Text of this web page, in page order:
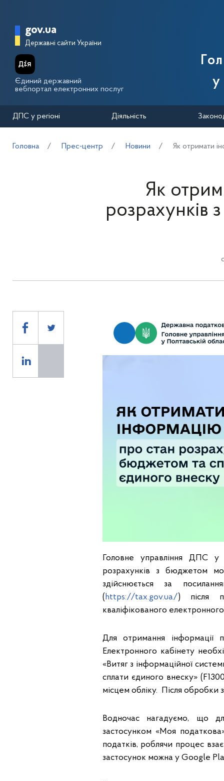
Головна сторінка Державної
gov.ua
Державні сайти України
Єдиний державний
вебпортал електронних послуг
у
ДПС у регіоні Діяльність
Головна Прес-центр Новини Як отримати
Як
розрахунків
Головне управління ДПС у
розрахунків з бюджетом
здійснюється за
( https://tax.gov.ua/ ) після
кваліфікованого електронного
Для отримання інформації
Електронного кабінету
«Витяг з інформаційної
сплати єдиного внеску»
місцем обліку. Після обробки
Водночас нагадуємо, що
застосунком «Моя
податків, роблячи процес
застосунок можна у Google